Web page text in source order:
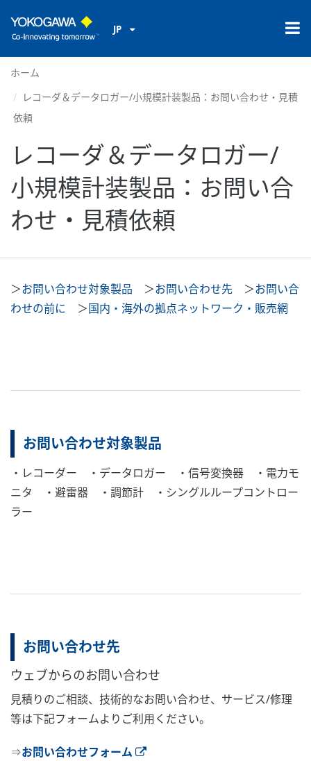
JP
ホーム
レコーダ＆データロガー/小規模計装製品：お問い合わせ・見積
依頼
レコーダ＆データロガー/
小規模計装製品：お問い合
わせ・見積依頼
＞お問い合わせ対象製品 ＞お問い合わせ先 ＞お問い合
わせの前に ＞国内・海外の拠点ネットワーク・販売網
お問い合わせ対象製品
・レコーダー ・データロガー ・信号変換器 ・電力モ
ニタ ・避雷器 ・調節計 ・シングルループコントロー
ラー
お問い合わせ先
ウェブからのお問い合わせ
見積りのご相談、技術的なお問い合わせ、サービス/修理
等は下記フォームよりご利用ください。
⇒お問い合わせフォーム